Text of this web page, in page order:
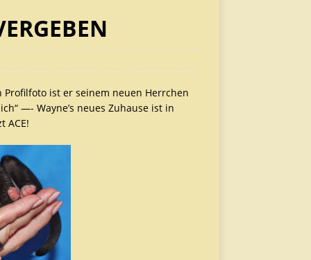
Profilfoto ist er seinem neuen Herrchen
—- Wayne’s neues Zuhause ist in
ACE!